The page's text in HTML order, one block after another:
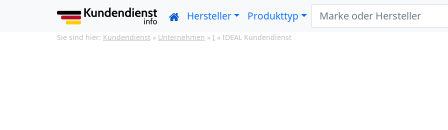
Hersteller Produkttyp
Sie sind hier: Kundendienst » Unternehmen » I » IDEAL Kundendienst